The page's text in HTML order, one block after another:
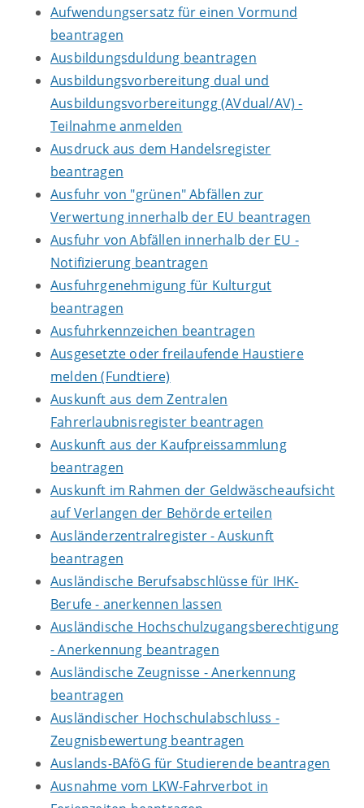
Aufwendungsersatz für einen Vormund
beantragen
Ausbildungsduldung beantragen
Ausbildungsvorbereitung dual und
Ausbildungsvorbereitungg (AVdual/AV) -
Teilnahme anmelden
Ausdruck aus dem Handelsregister
beantragen
Ausfuhr von "grünen" Abfällen zur
Verwertung innerhalb der EU beantragen
Ausfuhr von Abfällen innerhalb der EU -
Notifizierung beantragen
Ausfuhrgenehmigung für Kulturgut
beantragen
Ausfuhrkennzeichen beantragen
Ausgesetzte oder freilaufende Haustiere
melden (Fundtiere)
Auskunft aus dem Zentralen
Fahrerlaubnisregister beantragen
Auskunft aus der Kaufpreissammlung
beantragen
Auskunft im Rahmen der Geldwäscheaufsicht
auf Verlangen der Behörde erteilen
Ausländerzentralregister - Auskunft
beantragen
Ausländische Berufsabschlüsse für IHK-
Berufe - anerkennen lassen
Ausländische Hochschulzugangsberechtigung
- Anerkennung beantragen
Ausländische Zeugnisse - Anerkennung
beantragen
Ausländischer Hochschulabschluss -
Zeugnisbewertung beantragen
Auslands-BAföG für Studierende beantragen
Ausnahme vom LKW-Fahrverbot in